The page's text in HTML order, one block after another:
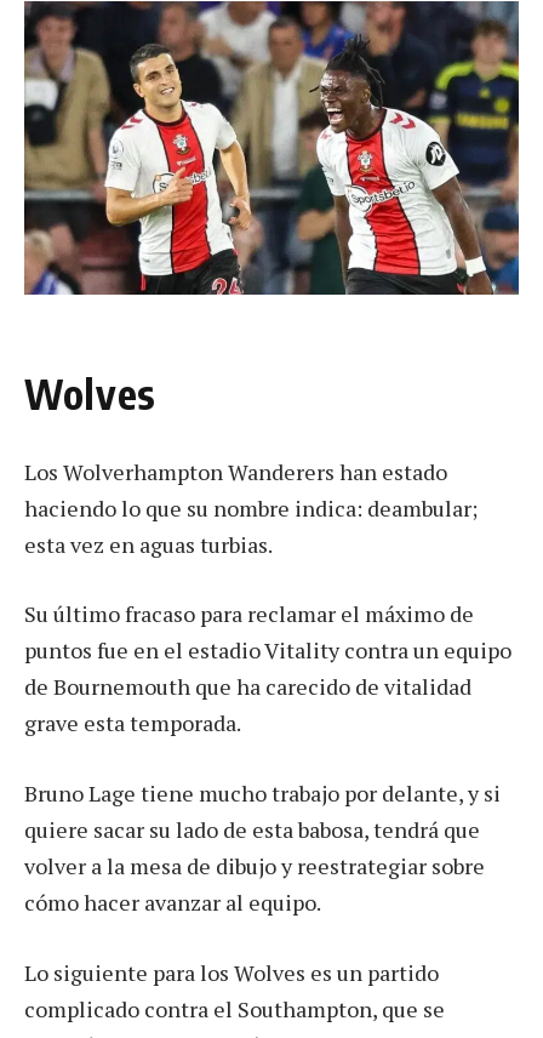
Wolves
Los Wolverhampton Wanderers han estado
haciendo lo que su nombre indica: deambular;
esta vez en aguas turbias.
Su último fracaso para reclamar el máximo de
puntos fue en el estadio Vitality contra un equipo
de Bournemouth que ha carecido de vitalidad
grave esta temporada.
Bruno Lage tiene mucho trabajo por delante, y si
quiere sacar su lado de esta babosa, tendrá que
volver a la mesa de dibujo y reestrategiar sobre
cómo hacer avanzar al equipo.
Lo siguiente para los Wolves es un partido
complicado contra el Southampton, que se